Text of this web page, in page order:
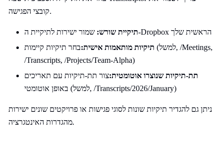
קובצי הפגישה.
תיקיית שורש:
שמור ישירות לתיקיית ה-Dropbox הראשית שלך
תיקיות מותאמות אישית:בחר תיקיות קיימות (למשל, /Meetings,
/Transcripts, /Projects/Team-Alpha)
תת-תיקיות שנוצרו אוטומטית:צור תת-תיקיות עם תאריכים
באופן אוטומטי (למשל, /Transcripts/2026/January)
ניתן גם להגדיר תיקיות שונות לסוגי פגישות או פרויקטים שונים ישירות
מהגדרות האינטגרציה.